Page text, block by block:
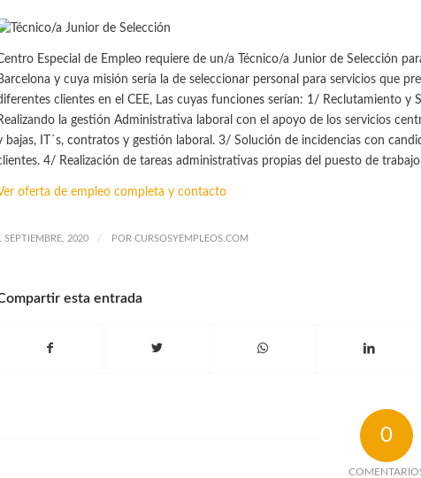
Especial de Empleo requiere de un/a Técnico/a Junior de Selección
y cuya misión sería la de seleccionar personal para servicios que
clientes en el CEE, Las cuyas funciones serían: 1/ Reclutamiento y
la gestión Administrativa laboral con el apoyo de los servicios
bajas, IT´s, contratos y gestión laboral. 3/ Solución de incidencias con
4/ Realización de tareas administrativas propias del puesto de
oferta de empleo completa y contacto
SEPTIEMBRE, 2020 / POR CURSOSYEMPLEOS.COM
esta entrada
0